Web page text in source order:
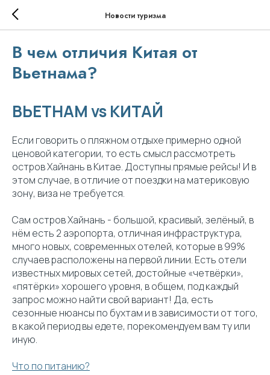
Новости туризма
В чем отличия Китая от
Вьетнама?
ВЬЕТНАМ vs КИТАЙ
Если говорить о пляжном отдыхе примерно одной
ценовой категории, то есть смысл рассмотреть
остров Хайнань в Китае. Доступны прямые рейсы! И в
этом случае, в отличие от поездки на материковую
зону, виза не требуется.
Сам остров Хайнань - большой, красивый, зелёный, в
нём есть 2 аэропорта, отличная инфраструктура,
много новых, современных отелей, которые в 99%
случаев расположены на первой линии. Есть отели
известных мировых сетей, достойные «четвёрки»,
«пятёрки» хорошего уровня, в общем, под каждый
запрос можно найти свой вариант! Да, есть
сезонные нюансы по бухтам и в зависимости от того,
в какой период вы едете, порекомендуем вам ту или
иную.
Что по питанию?